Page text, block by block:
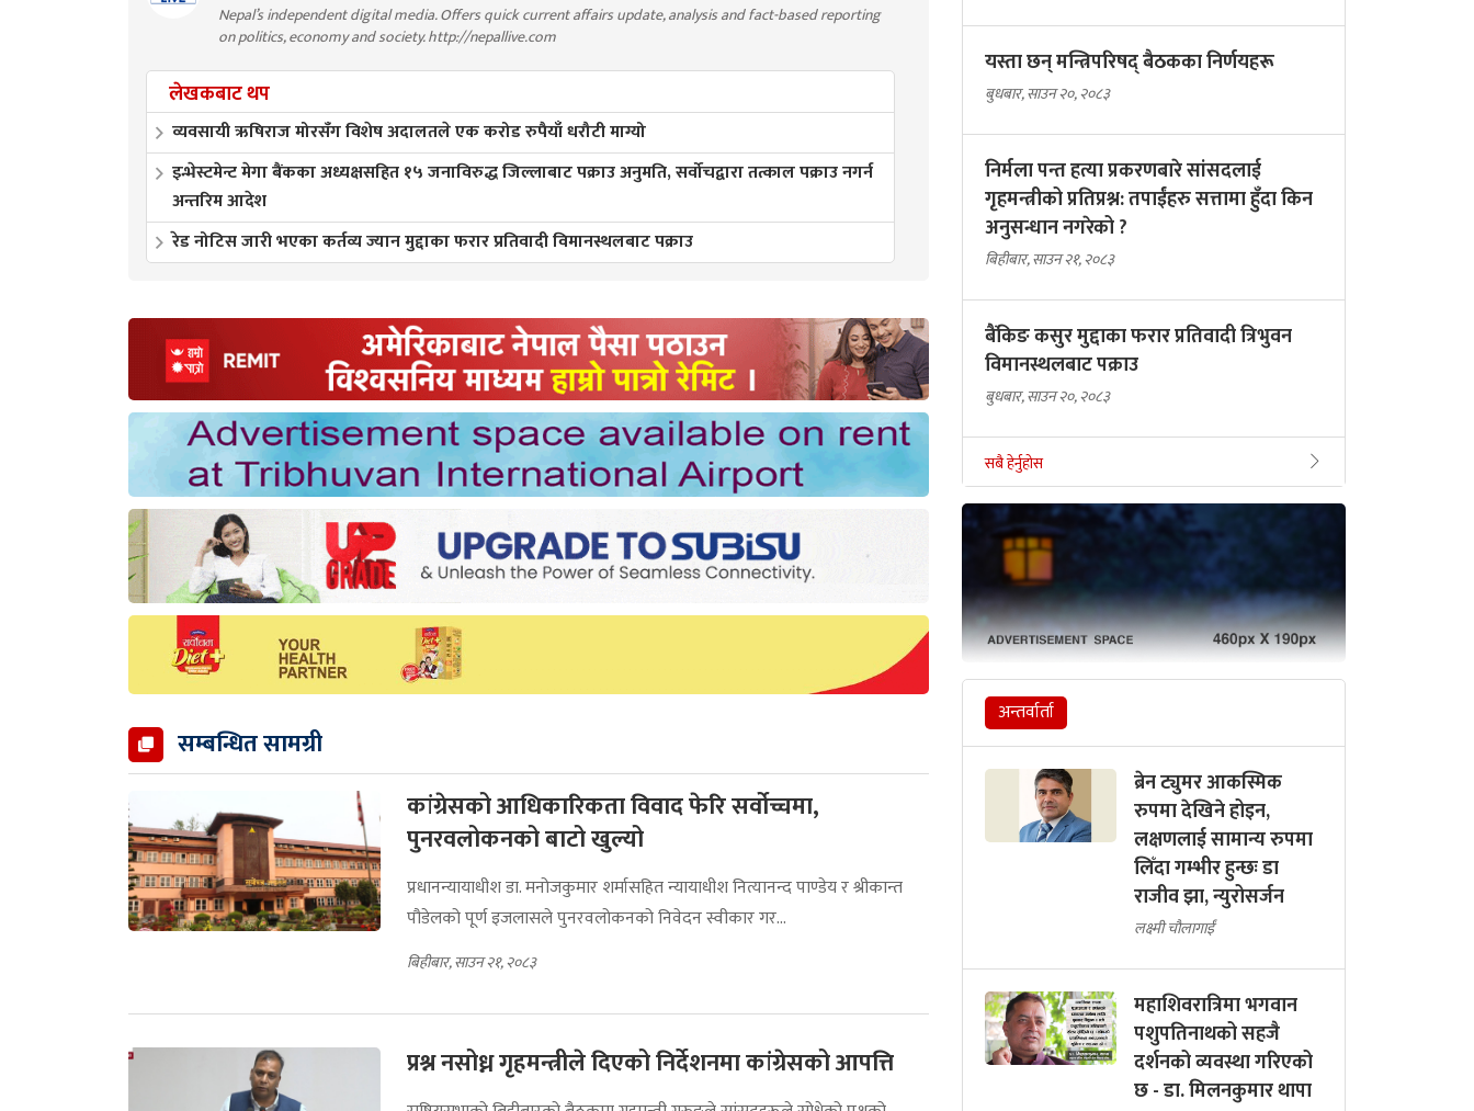
Nepal’s independent digital media. Offers quick current affairs update, analysis and fact-based reporting
on politics, economy and society. http://nepallive.com
लेखकबाट थप
व्यवसायी ऋषिराज मोरसँग विशेष अदालतले एक करोड रुपैयाँ धरौटी माग्यो
इन्भेस्टमेन्ट मेगा बैंकका अध्यक्षसहित १५ जनाविरुद्ध जिल्लाबाट पक्राउ अनुमति, सर्वोचद्वारा तत्काल पक्राउ नगर्न
अन्तरिम आदेश
रेड नोटिस जारी भएका कर्तव्य ज्यान मुद्दाका फरार प्रतिवादी विमानस्थलबाट पक्राउ
सम्बन्धित सामग्री
कांग्रेसको आधिकारिकता विवाद फेरि सर्वोच्चमा,
पुनरवलोकनको बाटो खुल्यो
प्रधानन्यायाधीश डा. मनोजकुमार शर्मासहित न्यायाधीश नित्यानन्द पाण्डेय र श्रीकान्त
पौडेलको पूर्ण इजलासले पुनरवलोकनको निवेदन स्वीकार गर...
बिहीबार, साउन २१, २०८३
प्रश्न नसोध्न गृहमन्त्रीले दिएको निर्देशनमा कांग्रेसको आपत्ति
यस्ता छन् मन्त्रिपरिषद् बैठकका निर्णयहरू
बुधबार, साउन २०, २०८३
निर्मला पन्त हत्या प्रकरणबारे सांसदलाई
गृहमन्त्रीको प्रतिप्रश्न: तपाईंहरु सत्तामा हुँदा किन
अनुसन्धान नगरेको ?
बिहीबार, साउन २१, २०८३
बैंकिङ कसुर मुद्दाका फरार प्रतिवादी त्रिभुवन
विमानस्थलबाट पक्राउ
बुधबार, साउन २०, २०८३
सबै हेर्नुहोस
अन्तर्वार्ता
ब्रेन ट्युमर आकस्मिक
रुपमा देखिने होइन,
लक्षणलाई सामान्य रुपमा
लिँदा गम्भीर हुन्छः डा
राजीव झा, न्युरोसर्जन
लक्ष्मी चौलागाईं
महाशिवरात्रिमा भगवान
पशुपतिनाथको सहजै
दर्शनको व्यवस्था गरिएको
छ - डा. मिलनकुमार थापा